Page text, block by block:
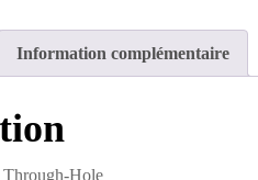
Information complémentaire
Through-Hole